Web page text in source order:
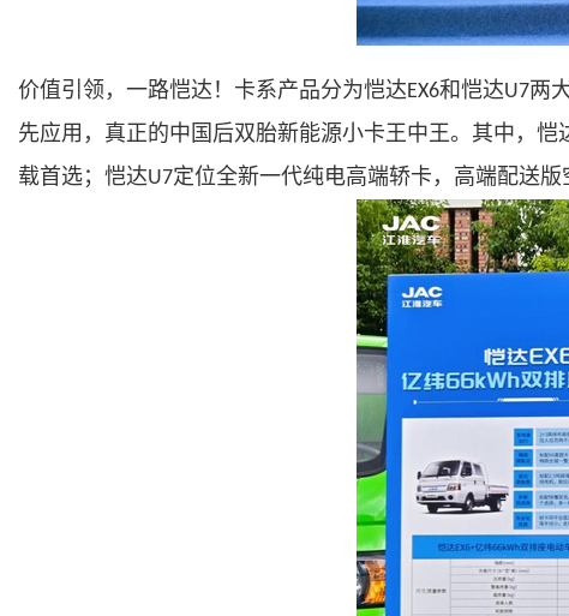
价值引领，一路恺达！卡系产品分为恺达EX6和恺达U7两
先应用，真正的中国后双胎新能源小卡王中王。其中，恺
载首选；恺达U7定位全新一代纯电高端轿卡，高端配送